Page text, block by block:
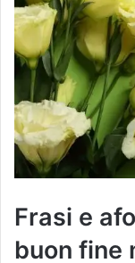
Frasi e
buon fine